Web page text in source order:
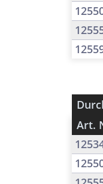
Art.